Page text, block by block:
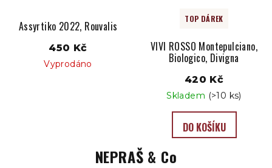
Assyrtiko 2022, Rouvalis
450 Kč
Vyprodáno
TOP DÁREK
VIVI ROSSO Montepulciano,
Biologico, Divigna
420 Kč
Skladem (>10 ks)
DO KOŠÍKU
NEPRAŠ & Co